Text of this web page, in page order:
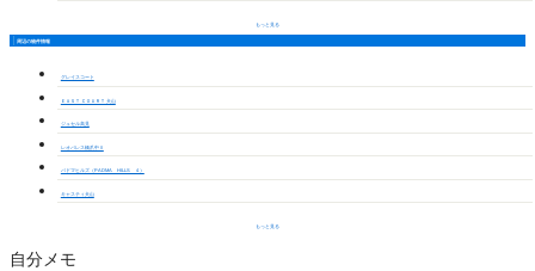
もっと見る
周辺の物件情報
グレイスコート
ＥＡＳＴ ＣＯＵＲＴ 犬山
ジュセル高見
レオパレス橋爪中Ⅱ
パドマヒルズ（PADMA HILLS ４）
キャスティ犬山
もっと見る
自分メモ